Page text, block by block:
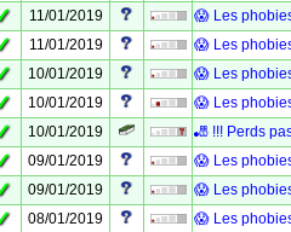
11/01/2019
😱 Les
11/01/2019
😱 Les
10/01/2019
😱 Les
10/01/2019
😱 Les
10/01/2019
🎳 !!! Perds
09/01/2019
😱 Les
09/01/2019
😱 Les
08/01/2019
😱 Les